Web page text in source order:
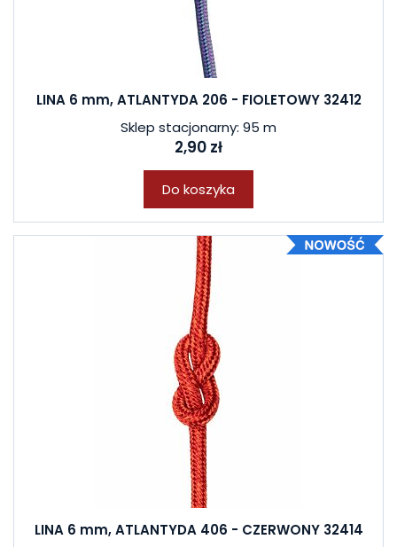
LINA 6 mm, ATLANTYDA 206 - FIOLETOWY 32412
Sklep stacjonarny: 95 m
2,90 zł
Do koszyka
LINA 6 mm, ATLANTYDA 406 - CZERWONY 32414